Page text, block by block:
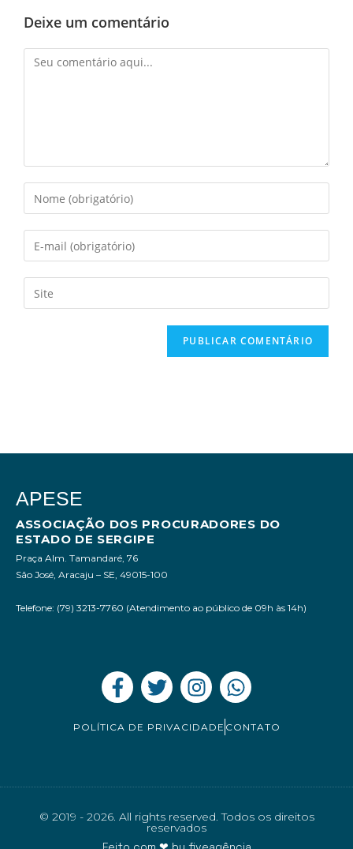
Deixe um comentário
APESE
ASSOCIAÇÃO DOS PROCURADORES DO
ESTADO DE SERGIPE
Praça Alm. Tamandaré, 76
São José, Aracaju – SE, 49015-100
Telefone: (79) 3213-7760 (Atendimento ao público de 09h às 14h)
POLÍTICA DE PRIVACIDADE CONTATO
© 2019 - 2026. All rights reserved. Todos os direitos
reservados